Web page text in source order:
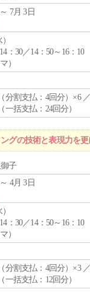
7月 3日
）
：30／14：50～16：10
）
分割支払：4回分）×6
一括支払：24回分）
グの技術と表現力を
子
4月 3日
）
：30／14：50～16：10
）
分割支払：4回分）×3
一括支払：12回分）